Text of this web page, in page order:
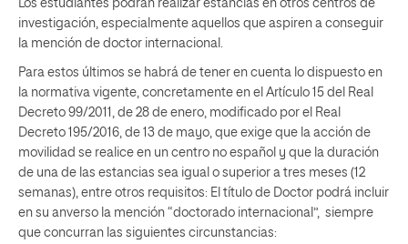
Los estudiantes podrán realizar estancias en otros centros de
investigación, especialmente aquellos que aspiren a conseguir
la mención de doctor internacional.
Para estos últimos se habrá de tener en cuenta lo dispuesto en
la normativa vigente, concretamente en el Artículo 15 del Real
Decreto 99/2011, de 28 de enero, modificado por el Real
Decreto 195/2016, de 13 de mayo, que exige que la acción de
movilidad se realice en un centro no español y que la duración
de una de las estancias sea igual o superior a tres meses (12
semanas), entre otros requisitos: El título de Doctor podrá incluir
en su anverso la mención “doctorado internacional”, siempre
que concurran las siguientes circunstancias: